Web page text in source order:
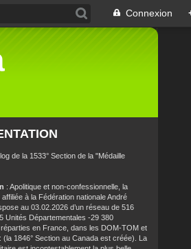
Connexion
de la 1533° Section de la "Médaille
: Apolitique et non-confessionnelle, la
à la Fédération nationale André
au 03.02.2026 d’un réseau de 516
Unités Départementales -29 380
en France, dans les DOM-TOM et
(la 1846° Section au Canada est créée). La